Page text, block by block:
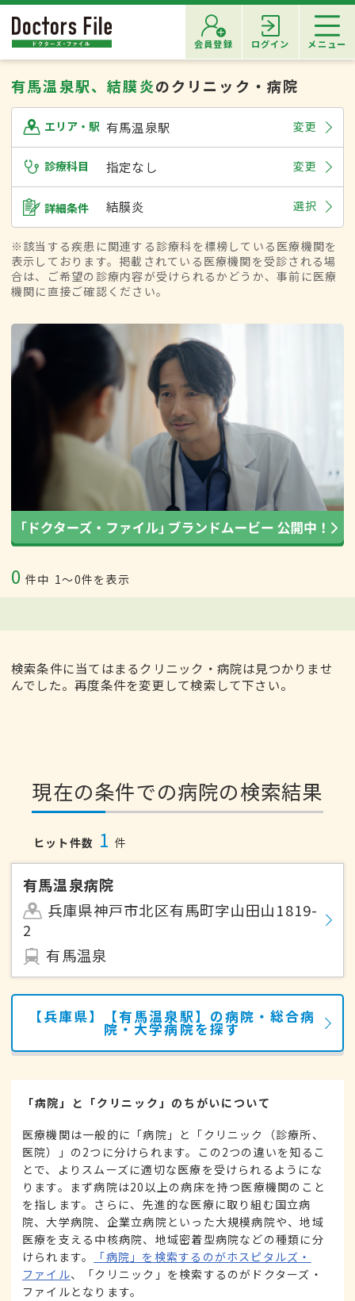
会員登録 ログイン メニュー
有馬温泉駅、結膜炎のクリニック・病院
エリア・駅 有馬温泉駅 変更
診療科目 指定なし 変更
詳細条件 結膜炎 選択
※該当する疾患に関連する診療科を標榜している医療機関を
表示しております。掲載されている医療機関を受診される場
合は、ご希望の診療内容が受けられるかどうか、事前に医療
機関に直接ご確認ください。
0 件中 1〜0件を表示
検索条件に当てはまるクリニック・病院は見つかりませ
んでした。再度条件を変更して検索して下さい。
現在の条件での病院の検索結果
ヒット件数 1 件
有馬温泉病院
兵庫県神戸市北区有馬町字山田山1819-
2
有馬温泉
【兵庫県】【有馬温泉駅】の病院・総合病
院・大学病院を探す
「病院」と「クリニック」のちがいについて
医療機関は一般的に「病院」と「クリニック（診療所、
医院）」の2つに分けられます。この2つの違いを知るこ
とで、よりスムーズに適切な医療を受けられるようにな
ります。まず病院は20以上の病床を持つ医療機関のこと
を指します。さらに、先進的な医療に取り組む国立病
院、大学病院、企業立病院といった大規模病院や、地域
医療を支える中核病院、地域密着型病院などの種類に分
けられます。
「病院」を検索するのがホスピタルズ・
ファイル、「クリニック」を検索するのがドクターズ・
ファイルとなります。